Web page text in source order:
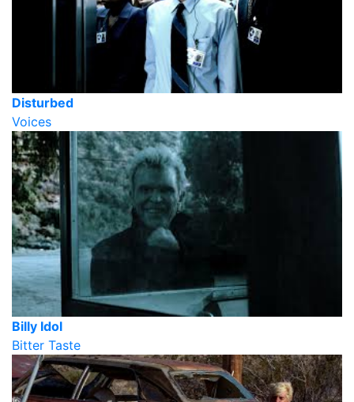
Disturbed
Voices
Billy Idol
Bitter Taste